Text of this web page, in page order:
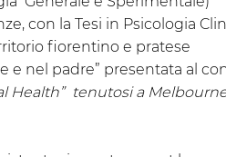
con la Tesi in Psicologia
fiorentino e pratese
e nel padre” presentata al
Health” tenutosi a